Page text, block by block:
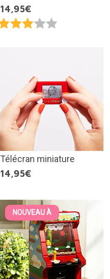
14,95€
Télécran miniature
14,95€
NOUVEAU À